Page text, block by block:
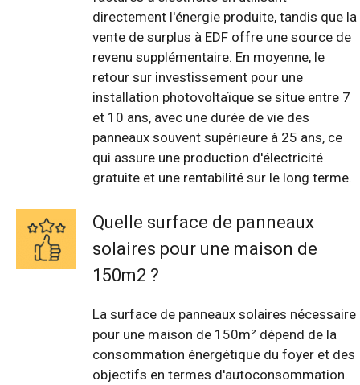
directement l'énergie produite, tandis que la
vente de surplus à EDF offre une source de
revenu supplémentaire. En moyenne, le
retour sur investissement pour une
installation photovoltaïque se situe entre 7
et 10 ans, avec une durée de vie des
panneaux souvent supérieure à 25 ans, ce
qui assure une production d'électricité
gratuite et une rentabilité sur le long terme.
Quelle surface de panneaux
solaires pour une maison de
150m2 ?
La surface de panneaux solaires nécessaire
pour une maison de 150m² dépend de la
consommation énergétique du foyer et des
objectifs en termes d'autoconsommation.